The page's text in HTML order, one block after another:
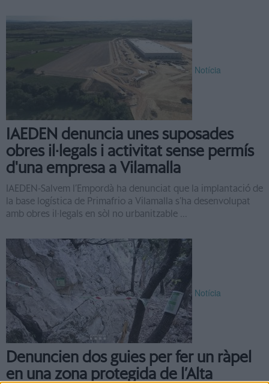
Notícia
IAEDEN denuncia unes suposades
obres il·legals i activitat sense permís
d'una empresa a Vilamalla
IAEDEN-Salvem l’Empordà ha denunciat que la implantació de
la base logística de Primafrio a Vilamalla s’ha desenvolupat
amb obres il·legals en sòl no urbanitzable ...
Notícia
Denuncien dos guies per fer un ràpel
en una zona protegida de l’Alta